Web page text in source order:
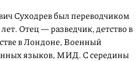
Суходрев был переводчиком
Отец — разведчик, детство в
в Лондоне, Военный
языков, МИД. С середины